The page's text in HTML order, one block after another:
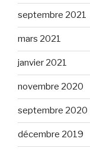
septembre 2021
mars 2021
janvier 2021
novembre 2020
septembre 2020
décembre 2019